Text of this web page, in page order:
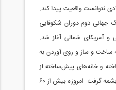
نتوانست واقعیت پیدا کند.
جهانی‌ دوم دوران شکوفایی
و آمریکای شمالی آغاز شد.
ساخت و ساز و روی آوردن به
و خانه‌های پیش‌ساخته از
نیاز به مسکن سریع سرچشمه گرفت. امروزه بیش از ۶۰